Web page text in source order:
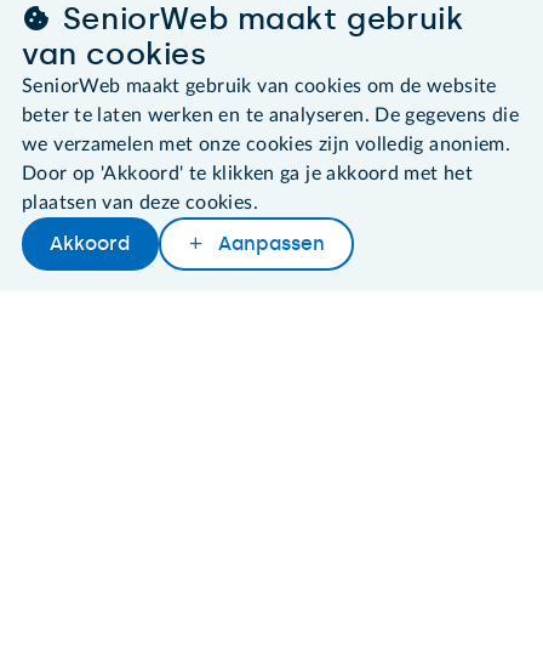
Later lezen Delen Woordenboek
©2026 SeniorWeb
Algemene voorwaarden
Cookies en cookie-instellingen
Disclaimer
Privacybeleid
About SeniorWeb
SeniorWeb maakt gebruik
van cookies
SeniorWeb maakt gebruik van cookies om de website
beter te laten werken en te analyseren. De gegevens die
we verzamelen met onze cookies zijn volledig anoniem.
Door op 'Akkoord' te klikken ga je akkoord met het
plaatsen van deze cookies.
Akkoord Aanpassen